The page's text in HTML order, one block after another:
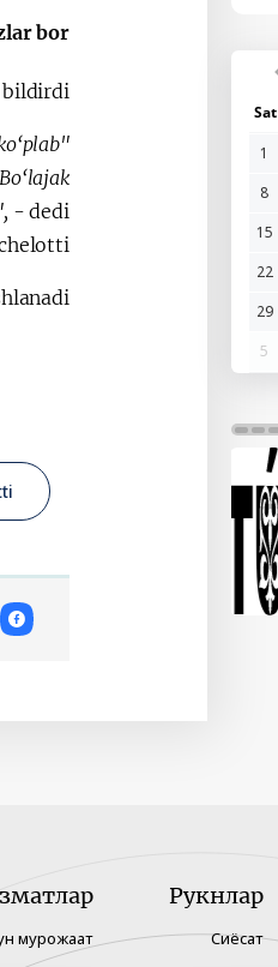
Sat
1
8
15
22
29
5
bor.
- dedi
Рукнлар
Сиёсат
мурожаат